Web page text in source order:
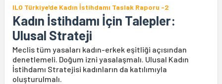
ILO Türkiye'de Kadın İstihdamı Taslak Raporu -2
Kadın İstihdamı İçin Talepler:
Ulusal Strateji
Meclis tüm yasaları kadın-erkek eşitliği açısından
denetlemeli. Doğum izni yasalaşmalı. Ulusal Kadın
İstihdamı Stratejisi kadınların da katılımıyla
oluşturulmalı.